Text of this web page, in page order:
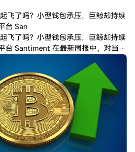
飞了吗？小型钱包承压，巨鲸却持续
台 San
飞了吗？小型钱包承压，巨鲸却持续
台 Santiment 在最新周报中，对当前
市场的状况进行了详细分析。 分析